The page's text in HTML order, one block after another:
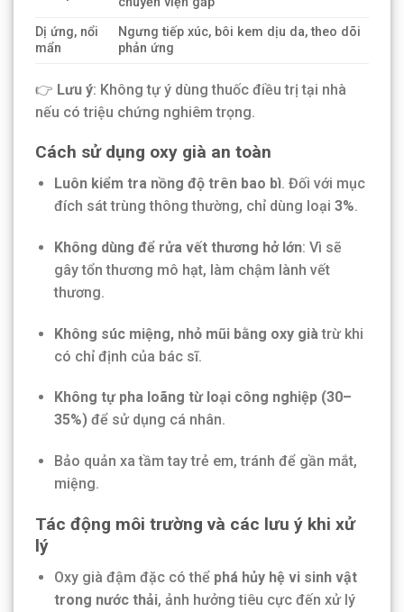
Dị ứng, nổi
mẩn
Ngưng tiếp xúc, bôi kem dịu da, theo dõi
phản ứng
👉 Lưu ý: Không tự ý dùng thuốc điều trị tại nhà
nếu có triệu chứng nghiêm trọng.
Cách sử dụng oxy già an toàn
Luôn kiểm tra nồng độ trên bao bì. Đối với mục
đích sát trùng thông thường, chỉ dùng loại 3%.
Không dùng để rửa vết thương hở lớn: Vì sẽ
gây tổn thương mô hạt, làm chậm lành vết
thương.
Không súc miệng, nhỏ mũi bằng oxy già trừ khi
có chỉ định của bác sĩ.
Không tự pha loãng từ loại công nghiệp (30–
35%)để sử dụng cá nhân.
Bảo quản xa tầm tay trẻ em, tránh để gần mắt,
miệng.
Tác động môi trường và các lưu ý khi xử
lý
Oxy già đậm đặc có thể phá hủy hệ vi sinh vật
trong nước thải, ảnh hưởng tiêu cực đến xử lý